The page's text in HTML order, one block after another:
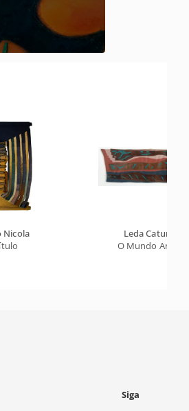
Nicola
Leda Catunda
O Mundo Animal
Siga